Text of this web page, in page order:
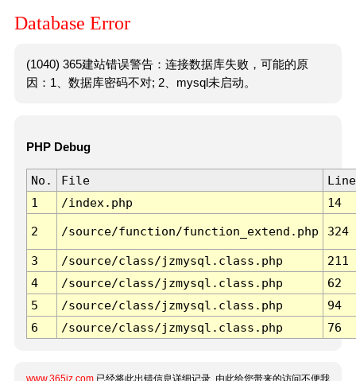
Database Error
(1040) 365建站错误警告：连接数据库失败，可能的原
因：1、数据库密码不对; 2、mysql未启动。
PHP Debug
No. File
Line
1
/index.php 14
2 /source/function/function_extend.php 324
3 /source/class/jzmysql.class.php
211
4
/source/class/jzmysql.class.php
62
5
/source/class/jzmysql.class.php
94
6
/source/class/jzmysql.class.php 76